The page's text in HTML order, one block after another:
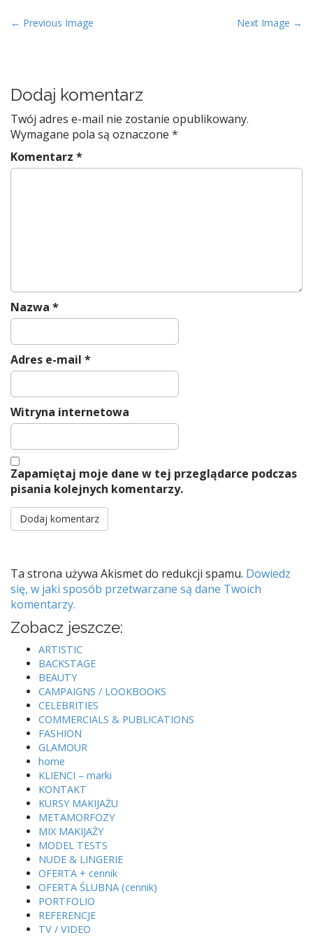
P
n
a
v
i
g
← Previous Image Next Image →
Dodaj komentarz
Twój adres e-mail nie zostanie opublikowany.
Wymagane pola są oznaczone *
Komentarz *
Nazwa *
Adres e-mail *
Witryna internetowa
Zapamiętaj moje dane w tej przeglądarce podczas
pisania kolejnych komentarzy.
Ta strona używa Akismet do redukcji spamu. Dowiedz
się, w jaki sposób przetwarzane są dane Twoich
komentarzy.
Zobacz jeszcze:
ARTISTIC
BACKSTAGE
BEAUTY
CAMPAIGNS / LOOKBOOKS
CELEBRITIES
COMMERCIALS & PUBLICATIONS
FASHION
GLAMOUR
home
KLIENCI – marki
KONTAKT
KURSY MAKIJAŻU
METAMORFOZY
MIX MAKIJAŻY
MODEL TESTS
NUDE & LINGERIE
OFERTA + cennik
OFERTA ŚLUBNA (cennik)
PORTFOLIO
REFERENCJE
TV / VIDEO